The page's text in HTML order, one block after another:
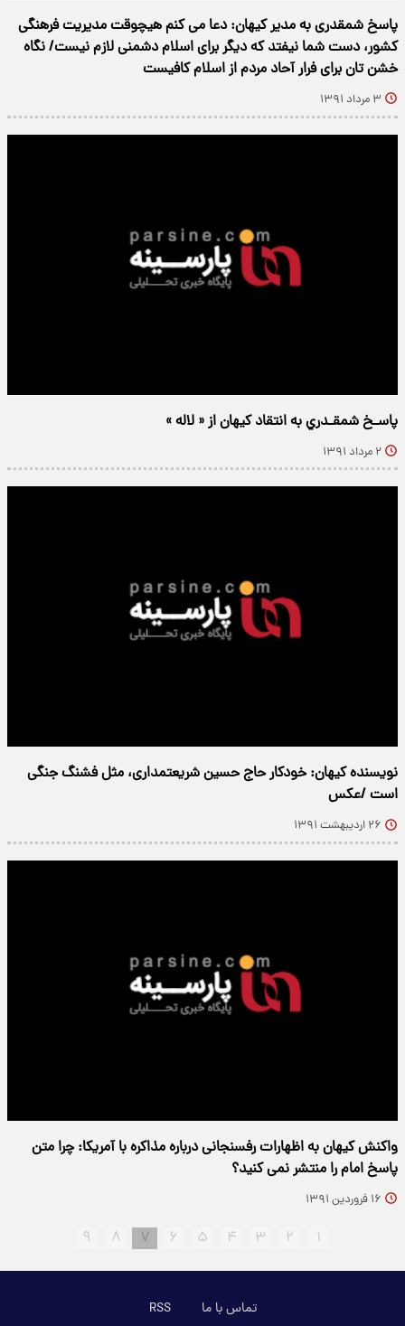
پاسخ شمقدری به مدیر کیهان: دعا می کنم هیچوقت مدیریت فرهنگی
کشور، دست شما نیفتد که دیگر برای اسلام دشمنی لازم نیست/ نگاه
خشن تان برای فرار آحاد مردم از اسلام کافیست
۳ مرداد ۱۳۹۱
پاسـخ شمقـدري به انتقاد كيهان از « لاله »
۲ مرداد ۱۳۹۱
نویسنده کیهان: خودکار حاج حسین شریعتمداری، مثل فشنگ جنگی
است /عکس
۲۶ اردیبهشت ۱۳۹۱
واکنش کیهان به اظهارات رفسنجانی درباره مذاکره با آمریکا: چرا متن
پاسخ امام را منتشر نمی کنید؟
۱۶ فروردین ۱۳۹۱
۱ ۲ ۳ ۴ ۵ ۶ ۷ ۸ ۹
تماس با ما RSS